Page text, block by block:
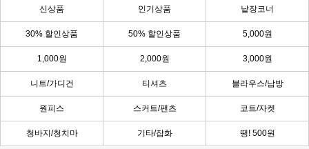
신상품 인기상품 낱장코너
30% 할인상품 50% 할인상품 5,000원
1,000원 2,000원 3,000원
니트/가디건 티셔츠 블라우스/남방
원피스 스커트/팬츠 코트/자켓
청바지/청치마 기타/잡화 땡! 500원